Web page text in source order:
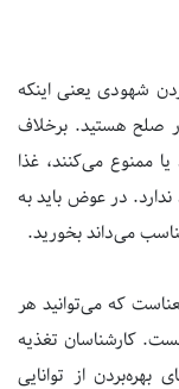
شهودی یعنی اینکه
صلح هستید. برخلاف
ممنوع می‌کنند، غذا
در عوض باید به
می‌داند بخورید.
که می‌توانید هر
کارشناسان تغذیه
از توانایی